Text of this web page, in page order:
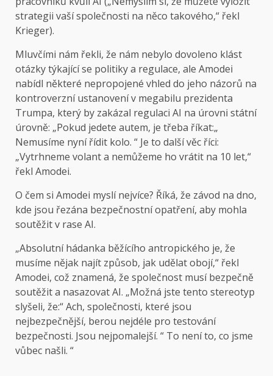
strategii vaší společnosti na něco takového,“ řekl
Krieger).
Mluvčími nám řekli, že nám nebylo dovoleno klást
otázky týkající se politiky a regulace, ale Amodei
nabídl některé nepropojené vhled do jeho názorů na
kontroverzní ustanovení v megabilu prezidenta
Trumpa, který by zakázal regulaci AI na úrovni státní
úrovně: „Pokud jedete autem, je třeba říkat:„
Nemusíme nyní řídit kolo. “ Je to další věc říci:
„Vytrhneme volant a nemůžeme ho vrátit na 10 let,“
řekl Amodei.
O čem si Amodei myslí nejvíce? Říká, že závod na dno,
kde jsou řezána bezpečnostní opatření, aby mohla
soutěžit v rase AI.
„Absolutní hádanka běžícího antropického je, že
musíme nějak najít způsob, jak udělat obojí,“ řekl
Amodei, což znamená, že společnost musí bezpečně
soutěžit a nasazovat AI. „Možná jste tento stereotyp
slyšeli, že:“ Ach, společnosti, které jsou
nejbezpečnější, berou nejdéle pro testování
bezpečnosti. Jsou nejpomalejší. “ To není to, co jsme
vůbec našli. “